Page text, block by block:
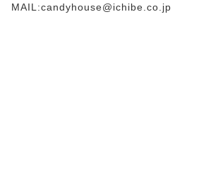
MAIL:candyhouse@ichibe.co.jp